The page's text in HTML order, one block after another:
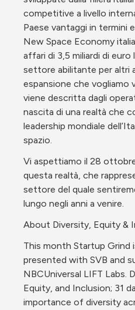
competitive a livello
Paese vantaggi in termini
New Space Economy
affari di 3,5 miliardi di euro
settore abilitante per altri
espansione che vogliamo
viene descritta dagli
nascita di una realtà che
leadership mondiale
spazio.
Vi aspettiamo il 28
questa realtà, che
settore del quale
lungo negli anni a venire.
About Diversity, Equity &
This month Startup Grind
presented with SVB and
NBCUniversal LIFT Labs.
Equity, and Inclusion; 31
importance of diversity